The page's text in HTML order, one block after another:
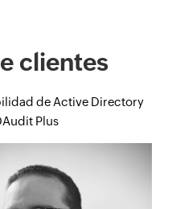
clientes
de Active Directory
Plus